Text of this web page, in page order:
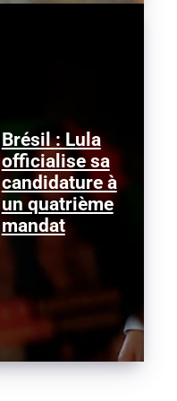
Brésil : Lula
officialise sa
candidature à
un quatrième
mandat
Lula da Silva dimanche
2 août 2026, au congrès
du Parti des travailleurs
à São Paulo - AFP Le...